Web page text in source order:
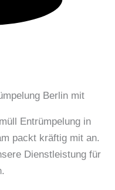
Berlin mit
Entrümpelung in
packt kräftig mit an.
Dienstleistung für